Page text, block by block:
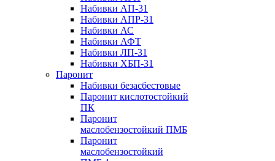
Набивки АП-31
Набивки АПР-31
Набивки АС
Набивки АФТ
Набивки ЛП-31
Набивки ХБП-31
Паронит
Набивки безасбестовые
Паронит кислотостойкий
ПК
Паронит
маслобензостойкий ПМБ
Паронит
маслобензостойкий